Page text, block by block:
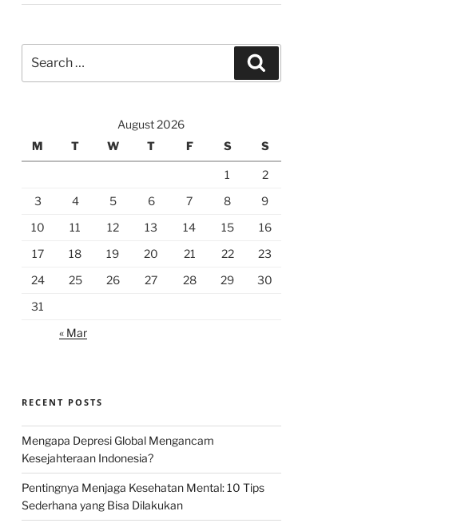
for:
August 2026
M
T W T F S S
1
2
3
4 5 6 7 8
9
10
11 12 13 14 15
16
17
18 19 20 21 22
23
24
25 26 27 28 29
30
31
« Mar
RECENT POSTS
Mengapa Depresi Global Mengancam
Kesejahteraan Indonesia?
Pentingnya Menjaga Kesehatan Mental: 10 Tips
Sederhana yang Bisa Dilakukan